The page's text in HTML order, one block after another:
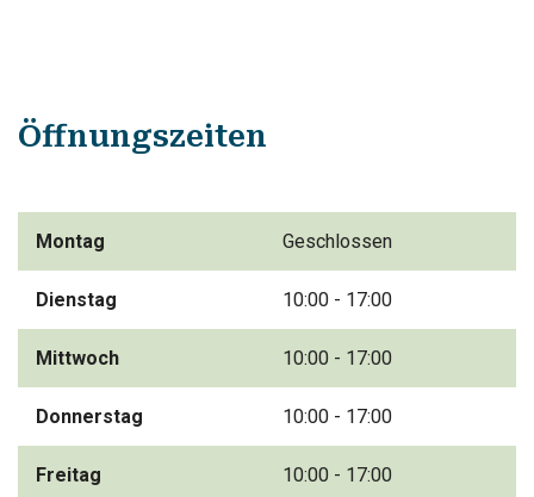
Öffnungszeiten
Montag Geschlossen
Dienstag 10:00 - 17:00
Mittwoch 10:00 - 17:00
Donnerstag 10:00 - 17:00
Freitag 10:00 - 17:00